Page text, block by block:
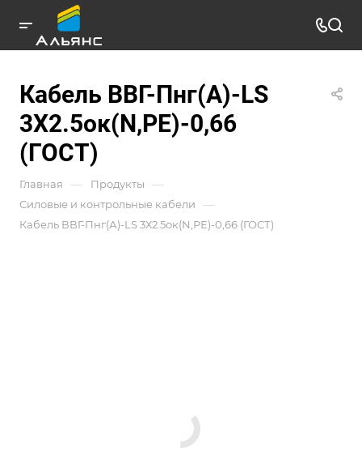
Кабель ВВГ-Пнг(А)-LS
3Х2.5ок(N,РЕ)-0,66
(ГОСТ)
Главная — Продукты —
Силовые и контрольные кабели —
Кабель ВВГ-Пнг(А)-LS 3Х2.5ок(N,РЕ)-0,66 (ГОСТ)